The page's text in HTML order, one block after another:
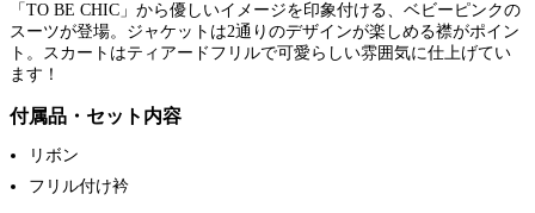
「TO BE CHIC」から優しいイメージを印象付ける、ベビーピンクの
スーツが登場。ジャケットは2通りのデザインが楽しめる襟がポイン
ト。スカートはティアードフリルで可愛らしい雰囲気に仕上げてい
ます！
付属品・セット内容
リボン
フリル付け衿